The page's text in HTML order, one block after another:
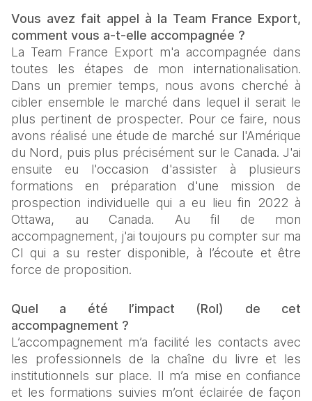
Vous avez fait appel à la Team France Export,
comment vous a-t-elle accompagnée ?
La Team France Export m'a accompagnée dans
toutes les étapes de mon internationalisation.
Dans un premier temps, nous avons cherché à
cibler ensemble le marché dans lequel il serait le
plus pertinent de prospecter. Pour ce faire, nous
avons réalisé une étude de marché sur l'Amérique
du Nord, puis plus précisément sur le Canada. J'ai
ensuite eu l'occasion d'assister à plusieurs
formations en préparation d'une mission de
prospection individuelle qui a eu lieu fin 2022 à
Ottawa, au Canada. Au fil de mon
accompagnement, j'ai toujours pu compter sur ma
CI qui a su rester disponible, à l’écoute et être
force de proposition.
Quel a été l’impact (RoI) de cet
accompagnement ?
L’accompagnement m’a facilité les contacts avec
les professionnels de la chaîne du livre et les
institutionnels sur place. Il m’a mise en confiance
et les formations suivies m’ont éclairée de façon